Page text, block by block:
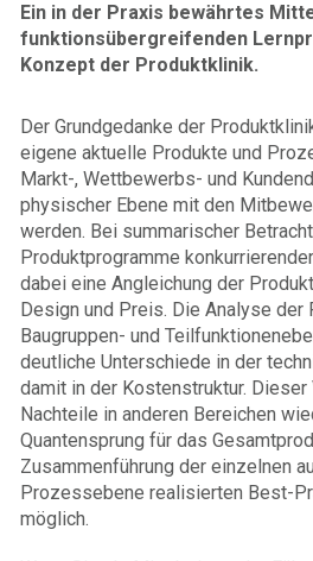
Ein in der Praxis bewährtes
funktionsübergreifenden
Konzept der Produktklinik.
Der Grundgedanke der
eigene aktuelle Produkte und
Markt-, Wettbewerbs- und
physischer Ebene mit den
werden. Bei summarischer
Produktprogramme
dabei eine Angleichung der
Design und Preis. Die Analyse der
Baugruppen- und
deutliche Unterschiede in der
damit in der Kostenstruktur.
Nachteile in anderen Bereichen
Quantensprung für das
Zusammenführung der einzelnen
Prozessebene realisierten Best-
möglich.